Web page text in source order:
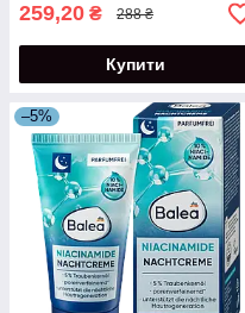
259,20 ₴ 288 ₴
Купити
–5%